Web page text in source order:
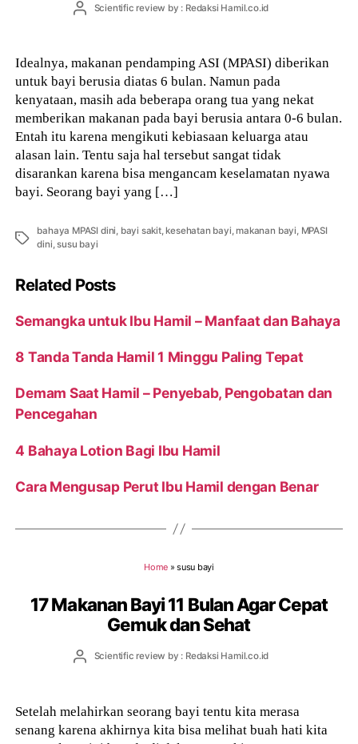
PostScientific review by : Redaksi Hamil.co.id
Idealnya, makanan pendamping ASI (MPASI) diberikan
untuk bayi berusia diatas 6 bulan. Namun pada
kenyataan, masih ada beberapa orang tua yang nekat
memberikan makanan pada bayi berusia antara 0-6 bulan.
Entah itu karena mengikuti kebiasaan keluarga atau
alasan lain. Tentu saja hal tersebut sangat tidak
disarankan karena bisa mengancam keselamatan nyawa
bayi. Seorang bayi yang […]
Tags
bahaya MPASI dini, bayi sakit, kesehatan bayi,makanan bayi, MPASI
dini,susu bayi
Related Posts
Semangka untuk Ibu Hamil – Manfaat dan Bahaya
8 Tanda Tanda Hamil 1 Minggu Paling Tepat
Demam Saat Hamil – Penyebab, Pengobatan dan
Pencegahan
4 Bahaya Lotion Bagi Ibu Hamil
Cara Mengusap Perut Ibu Hamil dengan Benar
Home »susu bayi
17 Makanan Bayi 11 Bulan Agar Cepat
Gemuk dan Sehat
PostScientific review by : Redaksi Hamil.co.id
Setelah melahirkan seorang bayi tentu kita merasa
senang karena akhirnya kita bisa melihat buah hati kita